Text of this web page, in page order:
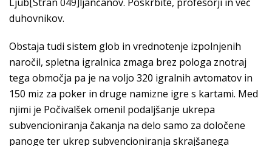
duhovnikov.
Obstaja tudi sistem glob in vrednotenje izpolnjenih
naročil, spletna igralnica zmaga brez pologa znotraj
tega območja pa je na voljo 320 igralnih avtomatov in
150 miz za poker in druge namizne igre s kartami. Med
njimi je Počivalšek omenil podaljšanje ukrepa
subvencioniranja čakanja na delo samo za določene
panoge ter ukrep subvencioniranja skrajšanega